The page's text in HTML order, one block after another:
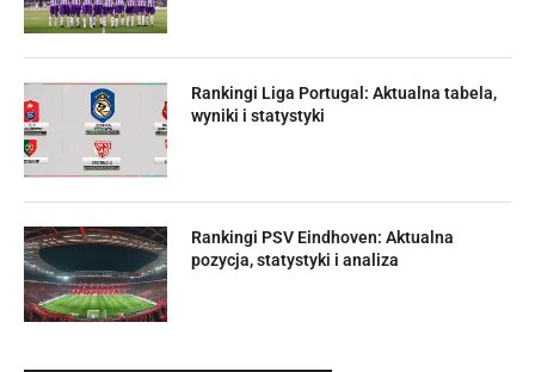
Rankingi Liga Portugal: Aktualna tabela,
wyniki i statystyki
Rankingi PSV Eindhoven: Aktualna
pozycja, statystyki i analiza